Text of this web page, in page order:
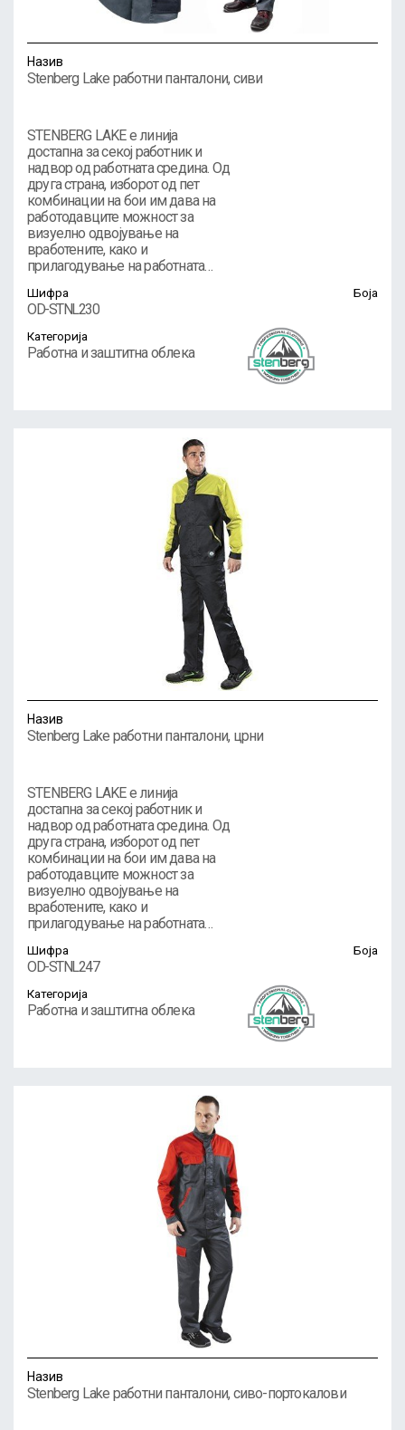
Назив
Stenberg Lake работни панталони, сиви
STENBERG LAKE е линија
достапна за секој работник и
надвор од работната средина. Од
друга страна, изборот од пет
комбинации на бои им дава на
работодавците можност за
визуелно одвојување на
вработените, како и
прилагодување на работната…
Шифра
OD-STNL230
Боја
Категорија
Работна и заштитна облека
Назив
Stenberg Lake работни панталони, црни
STENBERG LAKE е линија
достапна за секој работник и
надвор од работната средина. Од
друга страна, изборот од пет
комбинации на бои им дава на
работодавците можност за
визуелно одвојување на
вработените, како и
прилагодување на работната…
Шифра
OD-STNL247
Боја
Категорија
Работна и заштитна облека
Назив
Stenberg Lake работни панталони, сиво-портокалови